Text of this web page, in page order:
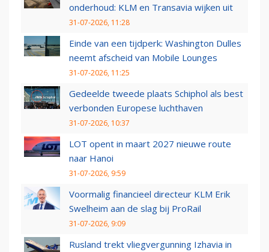
onderhoud: KLM en Transavia wijken uit
31-07-2026, 11:28
Einde van een tijdperk: Washington Dulles
neemt afscheid van Mobile Lounges
31-07-2026, 11:25
Gedeelde tweede plaats Schiphol als best
verbonden Europese luchthaven
31-07-2026, 10:37
LOT opent in maart 2027 nieuwe route
naar Hanoi
31-07-2026, 9:59
Voormalig financieel directeur KLM Erik
Swelheim aan de slag bij ProRail
31-07-2026, 9:09
Rusland trekt vliegvergunning Izhavia in